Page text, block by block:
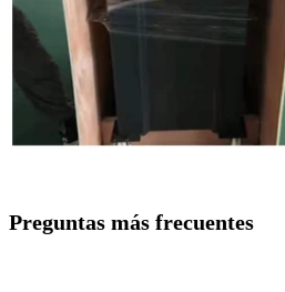
Preguntas más frecuentes